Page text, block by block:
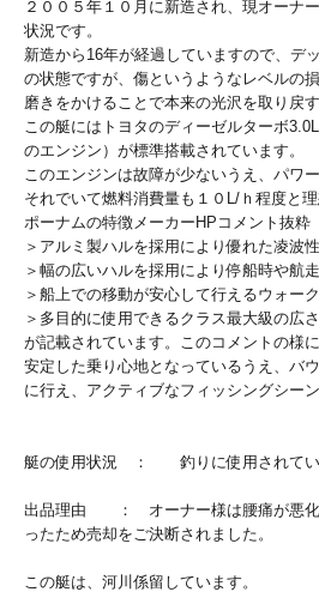
２００５年１０月に新造され、現オーナ
状況です。
新造から16年が経過していますので、デ
の状態ですが、傷というようなレベルの
磨きをかけることで本来の光沢を取り戻
この艇にはトヨタのディーゼルターボ
のエンジン）が標準搭載されています。
このエンジンは故障が少ないうえ、パワ
それでいて燃料消費量も１０L/ｈ程度と理
ポーナムの特徴メーカーHPコメント抜粋
＞アルミ製ハルを採用により優れた凌波
＞幅の広いハルを採用により停船時や航
＞船上での移動が安心して行えるウォー
＞多目的に使用できるクラス最大級の広
が記載されています。このコメントの様
安定した乗り心地となっているうえ、バ
に行え、アクティブなフィッシングシー
艇の使用状況 ： 釣りに使用されてい
出品理由 ： オーナー様は腰痛が悪化
ったため売却をご決断されました。
この艇は、河川係留しています。